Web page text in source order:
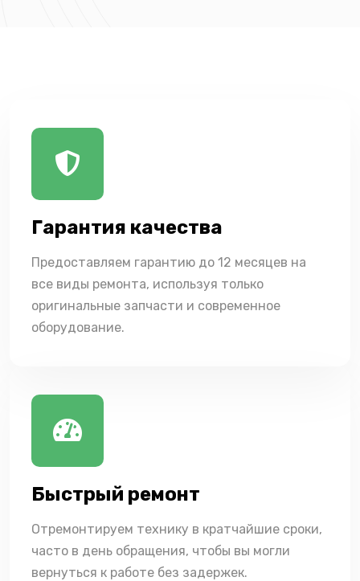
Гарантия качества
Предоставляем гарантию до 12 месяцев на
все виды ремонта, используя только
оригинальные запчасти и современное
оборудование.
Быстрый ремонт
Отремонтируем технику в кратчайшие сроки,
часто в день обращения, чтобы вы могли
вернуться к работе без задержек.